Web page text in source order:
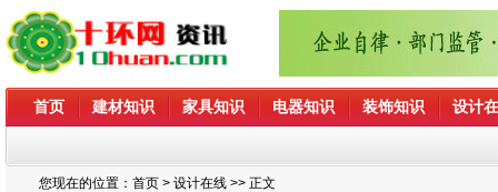
首页 建材知识 家具知识 电器知识 装饰知识 设计
您现在的位置：首页 > 设计在线 >> 正文